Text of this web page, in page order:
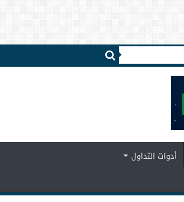
أدوات التداول